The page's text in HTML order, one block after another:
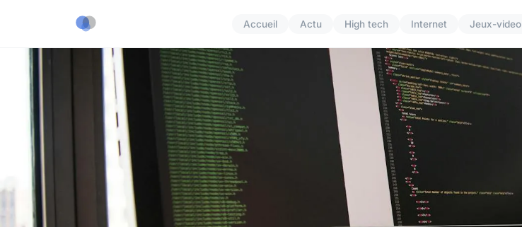
Accueil Actu High tech Internet Jeux-video